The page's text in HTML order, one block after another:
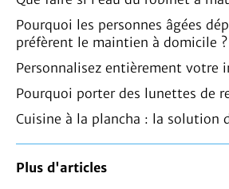
Pourquoi les personnes âgées
préfèrent le maintien à domicile ?
Personnalisez entièrement votre
Pourquoi porter des lunettes de
Cuisine à la plancha : la solution
Plus d'articles